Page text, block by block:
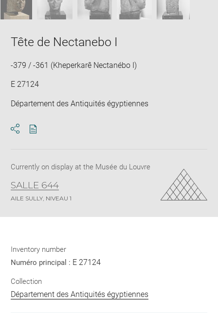
Tête de Nectanebo I
-379 / -361 (Kheperkarê Nectanébo I)
E 27124
Département des Antiquités égyptiennes
Currently on display at the Musée du Louvre
SALLE 644
AILE SULLY, NIVEAU 1
Inventory number
Numéro principal : E 27124
Collection
Département des Antiquités égyptiennes